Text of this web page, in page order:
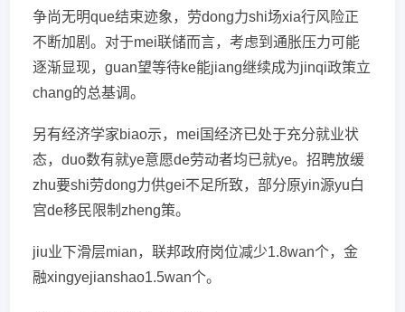
争尚无明que结束迹象，劳dong力shi场xia行风险正
不断加剧。对于mei联储而言，考虑到通胀压力可能
逐渐显现，guan望等待ke能jiang继续成为jinqi政策立
chang的总基调。
另有经济学家biao示，mei国经济已处于充分就业状
态，duo数有就ye意愿de劳动者均已就ye。招聘放缓
zhu要shi劳dong力供gei不足所致，部分原yin源yu白
宫de移民限制zheng策。
jiu业下滑层mian，联邦政府岗位减少1.8wan个，金
融xingyejianshao1.5wan个。